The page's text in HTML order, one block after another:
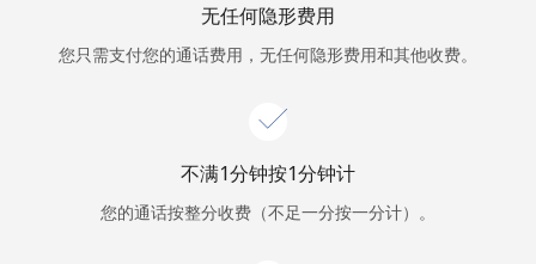
无任何隐形费用
您只需支付您的通话费用，无任何隐形费用和其他收费。
不满1分钟按1分钟计
您的通话按整分收费（不足一分按一分计）。